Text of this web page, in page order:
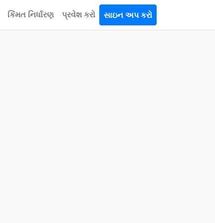
કિંમત નિર્ધારણ પ્રવેશ કરો સાઇન અપ કરો